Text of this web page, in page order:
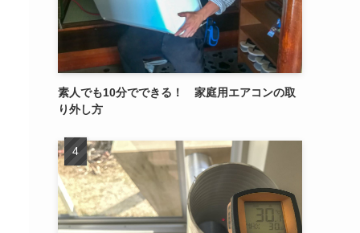
素人でも10分でできる！ 家庭用エアコンの取
り外し方